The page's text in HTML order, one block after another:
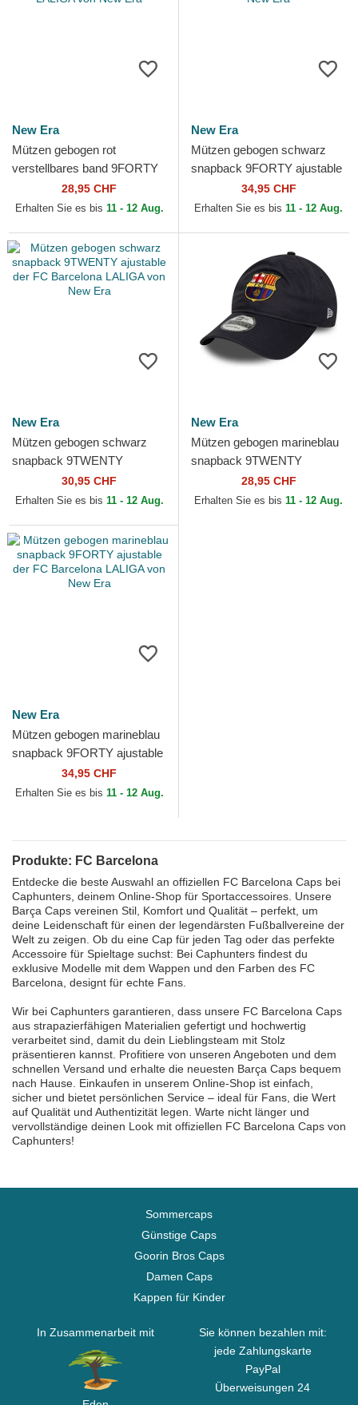
New Era
Mützen gebogen rot
verstellbares band 9FORTY
Contrast der FC Barcelona
LALIGA von New Era
28,95 CHF
Erhalten Sie es bis 11 - 12 Aug.
New Era
Mützen gebogen schwarz
snapback 9FORTY ajustable
der FC Barcelona LALIGA
von New Era
34,95 CHF
Erhalten Sie es bis 11 - 12 Aug.
New Era
Mützen gebogen schwarz
snapback 9TWENTY
ajustable der FC Barcelona
LALIGA von New Era
30,95 CHF
Erhalten Sie es bis 11 - 12 Aug.
New Era
Mützen gebogen marineblau
snapback 9TWENTY
ajustable der FC Barcelona
LALIGA von New Era
28,95 CHF
Erhalten Sie es bis 11 - 12 Aug.
New Era
Mützen gebogen marineblau
snapback 9FORTY ajustable
der FC Barcelona LALIGA
von New Era
34,95 CHF
Erhalten Sie es bis 11 - 12 Aug.
Produkte: FC Barcelona
Entdecke die beste Auswahl an offiziellen FC Barcelona Caps bei
Caphunters, deinem Online-Shop für Sportaccessoires. Unsere
Barça Caps vereinen Stil, Komfort und Qualität – perfekt, um
deine Leidenschaft für einen der legendärsten Fußballvereine der
Welt zu zeigen. Ob du eine Cap für jeden Tag oder das perfekte
Accessoire für Spieltage suchst: Bei Caphunters findest du
exklusive Modelle mit dem Wappen und den Farben des FC
Barcelona, designt für echte Fans.
Wir bei Caphunters garantieren, dass unsere FC Barcelona Caps
aus strapazierfähigen Materialien gefertigt und hochwertig
verarbeitet sind, damit du dein Lieblingsteam mit Stolz
präsentieren kannst. Profitiere von unseren Angeboten und dem
schnellen Versand und erhalte die neuesten Barça Caps bequem
nach Hause. Einkaufen in unserem Online-Shop ist einfach,
sicher und bietet persönlichen Service – ideal für Fans, die Wert
auf Qualität und Authentizität legen. Warte nicht länger und
vervollständige deinen Look mit offiziellen FC Barcelona Caps von
Caphunters!
Sommercaps
Günstige Caps
Goorin Bros Caps
Damen Caps
Kappen für Kinder
In Zusammenarbeit mit
Sie können bezahlen mit:
jede Zahlungskarte
PayPal
Überweisungen 24